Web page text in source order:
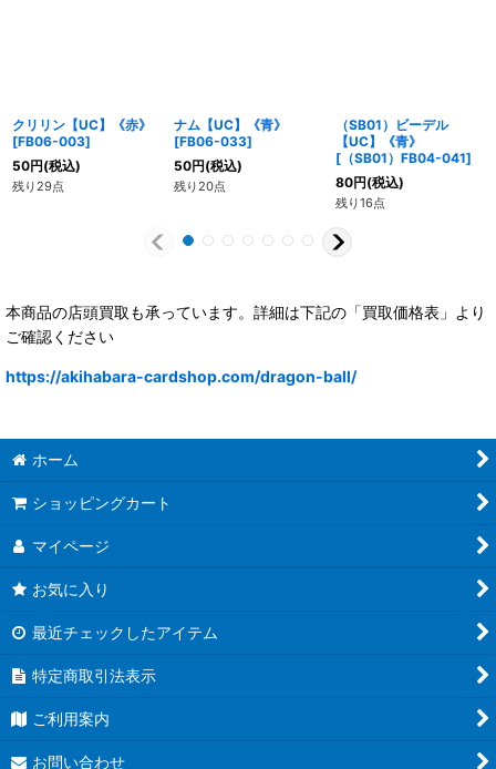
クリリン【UC】《赤》
[FB06-003]
50円(税込)
残り29点
ナム【UC】《青》
[FB06-033]
50円(税込)
残り20点
（SB01）ビーデル
【UC】《青》
[ （SB01）FB04-041]
80円(税込)
残り16点
本商品の店頭買取も承っています。詳細は下記の「買取価格表」より
ご確認ください
https://akihabara-cardshop.com/dragon-ball/
ホーム
ショッピングカート
マイページ
お気に入り
最近チェックしたアイテム
特定商取引法表示
ご利用案内
お問い合わせ